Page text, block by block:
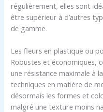
régulièrement, elles sont
être supérieur à d’autres
de gamme.
Les fleurs en plastique ou
Robustes et économiques,
une résistance maximale à
techniques en matière de
désormais les formes et
malgré une texture moins